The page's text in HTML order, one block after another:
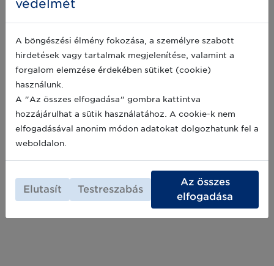
2019-12-10
Egy kis vonalkód-történelem: interjú
Viszkei György elnökkel
A GS1 Magyarország elnöke, Viszkei György a
TrendFM rádió "Nap vendége" műsorában járt
és mesélt a vonalkód, illetve a GS1
szabványrendszer születéséről, az idén 35.
évfordulóját ünneplő magyar szervezet
történetéről, a hazai kezdetekről. Hallgassa
meg az interjút most!
2019-04-03
védelmét
A böngészési élmény fokozása, a személyre szabott
hirdetések vagy tartalmak megjelenítése, valamint a
forgalom elemzése érdekében sütiket (cookie)
használunk.
A "Az összes elfogadása" gombra kattintva
hozzájárulhat a sütik használatához. A cookie-k nem
elfogadásával anonim módon adatokat dolgozhatunk fel a
weboldalon.
Elutasít Testreszabás
Az összes
elfogadása